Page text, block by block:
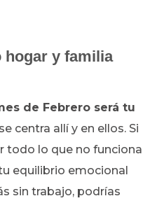
hogar y familia
de Febrero será tu
centra allí y en ellos. Si
todo lo que no funciona
equilibrio emocional
sin trabajo, podrías